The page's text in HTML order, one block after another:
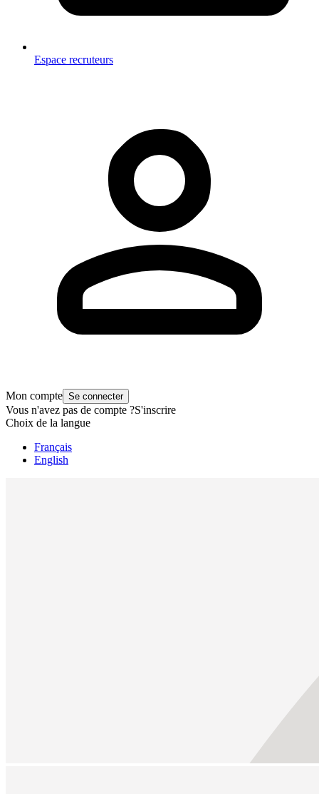
Espace recruteurs
Mon compte Se connecter
Vous n'avez pas de compte ?S'inscrire
Choix de la langue
Français
English